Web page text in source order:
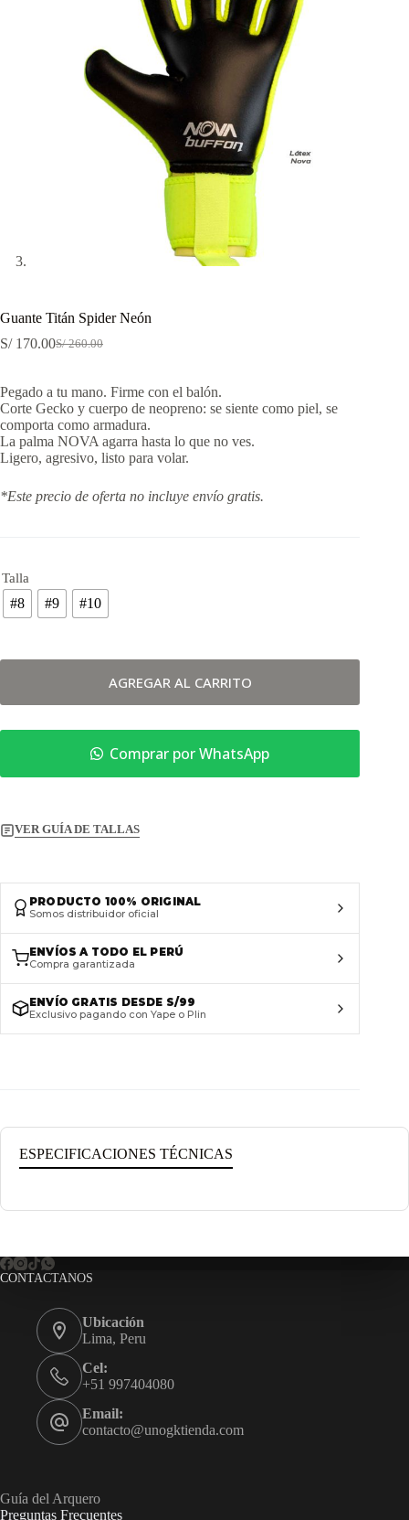
Guante Titán Spider Neón
S/260.00
S/170.00
Pegado a tu mano. Firme con el balón.
Corte Gecko y cuerpo de neopreno: se siente como piel, se
comporta como armadura.
La palma NOVA agarra hasta lo que no ves.
Ligero, agresivo, listo para volar.
*Este precio de oferta no incluye envío gratis.
Talla
#8 #9 #10
AGREGAR AL CARRITO
Comprar por WhatsApp
VER GUÍA DE TALLAS
PRODUCTO 100% ORIGINAL
Somos distribuidor oficial
ENVÍOS A TODO EL PERÚ
Compra garantizada
ENVÍO GRATIS DESDE S/99
Exclusivo pagando con Yape o Plin
ESPECIFICACIONES TÉCNICAS
CONTACTANOS
Ubicación
Lima, Peru
Cel:
+51 997404080
Email:
contacto@unogktienda.com
Guía del Arquero
Preguntas Frecuentes